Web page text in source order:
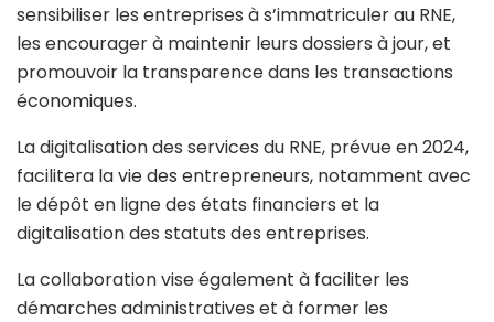
sensibiliser les entreprises à s’immatriculer au RNE,
les encourager à maintenir leurs dossiers à jour, et
promouvoir la transparence dans les transactions
économiques.
La digitalisation des services du RNE, prévue en 2024,
facilitera la vie des entrepreneurs, notamment avec
le dépôt en ligne des états financiers et la
digitalisation des statuts des entreprises.
La collaboration vise également à faciliter les
démarches administratives et à former les